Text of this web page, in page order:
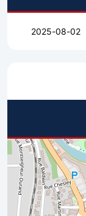
2025-08-02